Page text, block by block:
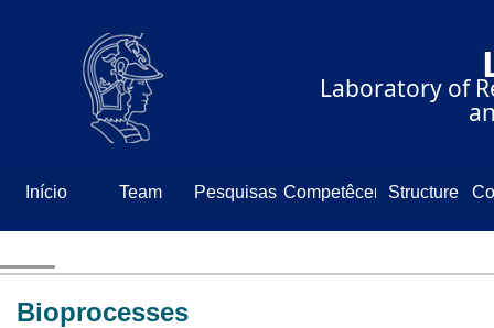
⠀⠀⠀⠀Laboratory of
Início Team Pesquisas CompetêcenciaStructure
Bioprocesses